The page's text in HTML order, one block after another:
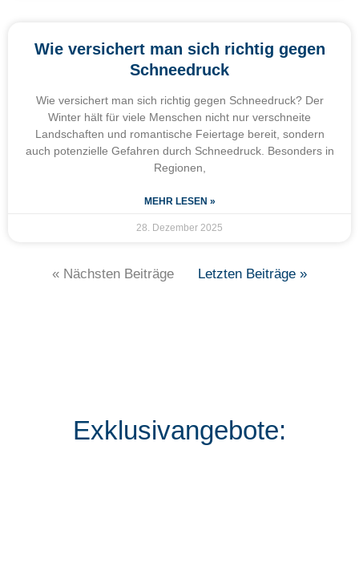
Wie versichert man sich richtig gegen
Schneedruck
Wie versichert man sich richtig gegen Schneedruck? Der
Winter hält für viele Menschen nicht nur verschneite
Landschaften und romantische Feiertage bereit, sondern
auch potenzielle Gefahren durch Schneedruck. Besonders in
Regionen,
MEHR LESEN »
28. Dezember 2025
« Nächsten Beiträge Letzten Beiträge »
Exklusivangebote: